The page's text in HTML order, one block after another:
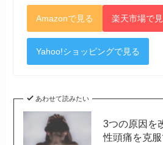
Amazonで見る 楽天市場で
Yahoo!ショッピングで見る
あわせて読みたい
3つの原因を
性頭痛を克